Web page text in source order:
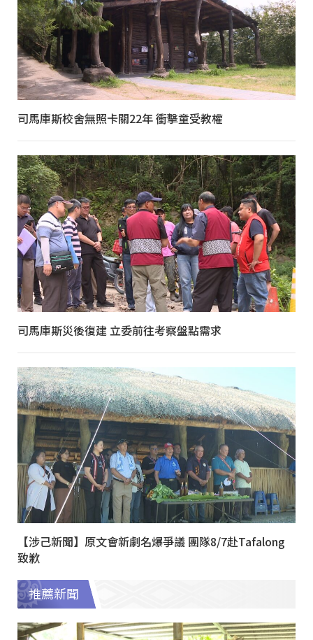
司馬庫斯校舍無照卡關22年 衝擊童受教權
司馬庫斯災後復建 立委前往考察盤點需求
【涉己新聞】原文會新劇名爆爭議 團隊8/7赴Tafalong
致歉
推薦新聞